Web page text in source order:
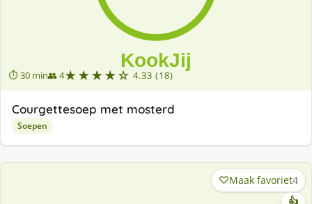
⏱ 30 min👥 4★★★★☆ 4.33 (18)
Courgettesoep met mosterd
Soepen
Maak favoriet4